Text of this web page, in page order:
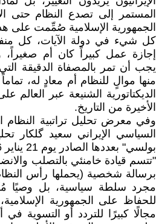
المستمر إلى تصدع النظام حتى
الجمهورية الإسلامية صُمِّمت على
كل شيء في دولة الآيات، كل
إجازة عمل كبيراً كان أم صغيراً،
يجب أن تمر بالمصفاة الدقيقة
منها موالٍ للنظام أم معادٍ له،
الديكتاتورية الشنيعة عبر العالم
الأخيرة من التاريخ.
وفي معرض تحليل تراتبية النظام
السياسي الإيراني سعيد گلكار
بولسي" بعددها الصادر يوم 21 يناير 2026:
"تتسم قيادة خامنئي بالتصلب
برسالة شخصية (يحملها رأس
مجرد سلطة سياسية، بل وصيًا
للحفاظ على الجمهورية
مجالًا كبيرًا للتردد أو التسوية